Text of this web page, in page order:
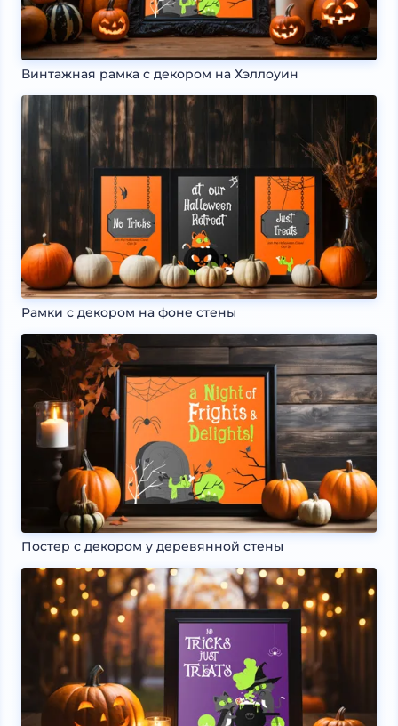
Винтажная рамка с декором на Хэллоуин
Рамки с декором на фоне стены
Постер с декором у деревянной стены